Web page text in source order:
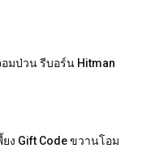
มป่วน รีบอร์น Hitman
ง Gift Code ขวานโอม